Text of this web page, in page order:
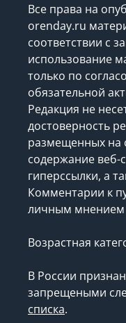
Все права на
orenday.ru
соответствии с
использование
только по
обязательной
Редакция не
достоверность
размещенных на
содержание веб-
гиперссылки, а
Комментарии к
личным мнением
Возрастная
В России
запрещеными
списка.